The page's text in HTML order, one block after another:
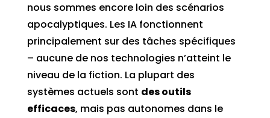
nous sommes encore loin des scénarios
apocalyptiques. Les IA fonctionnent
principalement sur des tâches spécifiques
– aucune de nos technologies n’atteint le
niveau de la fiction. La plupart des
systèmes actuels sont des outils
efficaces, mais pas autonomes dans le